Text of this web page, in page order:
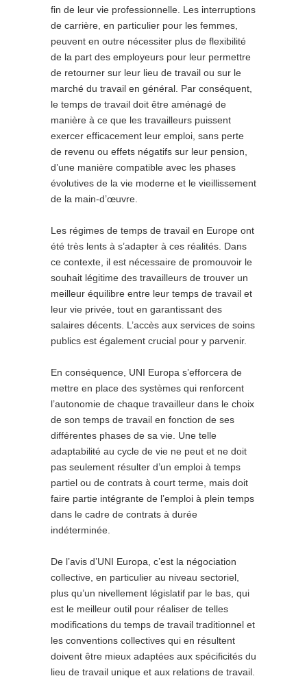
fin de leur vie professionnelle. Les interruptions
de carrière, en particulier pour les femmes,
peuvent en outre nécessiter plus de flexibilité
de la part des employeurs pour leur permettre
de retourner sur leur lieu de travail ou sur le
marché du travail en général. Par conséquent,
le temps de travail doit être aménagé de
manière à ce que les travailleurs puissent
exercer efficacement leur emploi, sans perte
de revenu ou effets négatifs sur leur pension,
d’une manière compatible avec les phases
évolutives de la vie moderne et le vieillissement
de la main-d’œuvre.
Les régimes de temps de travail en Europe ont
été très lents à s’adapter à ces réalités. Dans
ce contexte, il est nécessaire de promouvoir le
souhait légitime des travailleurs de trouver un
meilleur équilibre entre leur temps de travail et
leur vie privée, tout en garantissant des
salaires décents. L’accès aux services de soins
publics est également crucial pour y parvenir.
En conséquence, UNI Europa s’efforcera de
mettre en place des systèmes qui renforcent
l’autonomie de chaque travailleur dans le choix
de son temps de travail en fonction de ses
différentes phases de sa vie. Une telle
adaptabilité au cycle de vie ne peut et ne doit
pas seulement résulter d’un emploi à temps
partiel ou de contrats à court terme, mais doit
faire partie intégrante de l’emploi à plein temps
dans le cadre de contrats à durée
indéterminée.
De l’avis d’UNI Europa, c’est la négociation
collective, en particulier au niveau sectoriel,
plus qu’un nivellement législatif par le bas, qui
est le meilleur outil pour réaliser de telles
modifications du temps de travail traditionnel et
les conventions collectives qui en résultent
doivent être mieux adaptées aux spécificités du
lieu de travail unique et aux relations de travail.